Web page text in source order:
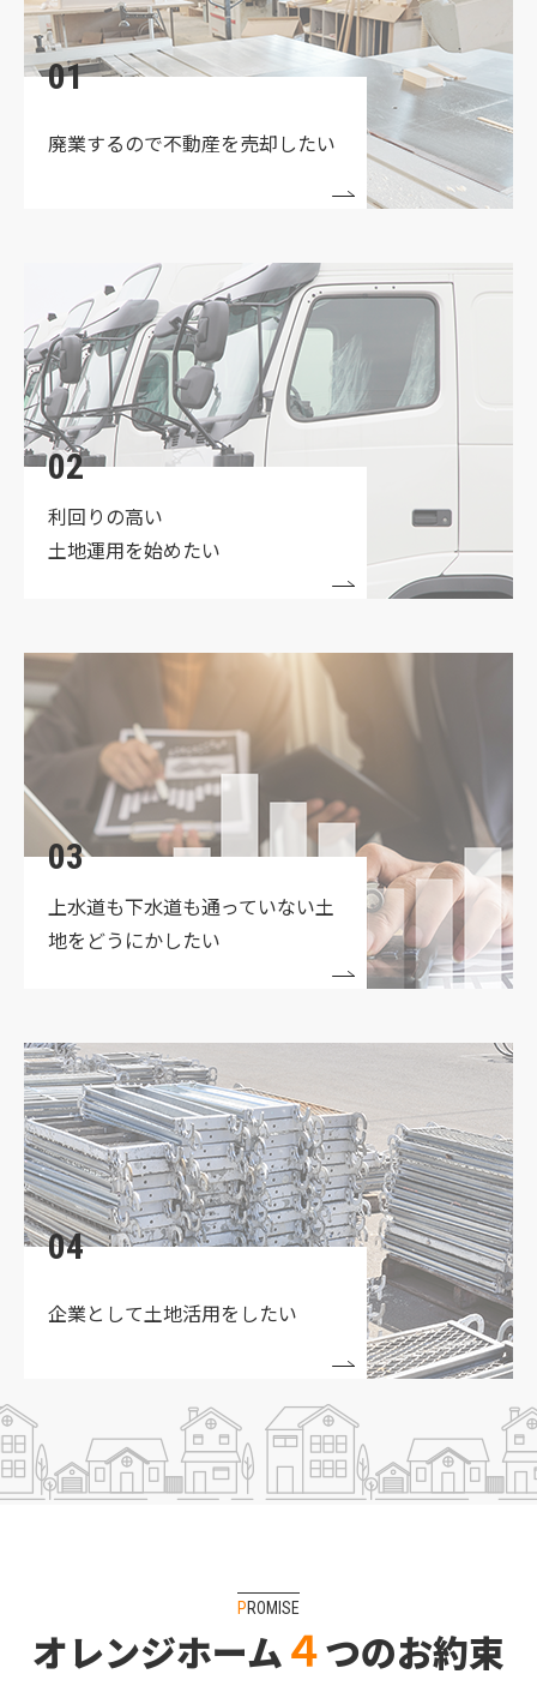
2023.04.03
☆定休日変更のお知らせ☆
★買取物件募集中★
01
廃業するので不動産を売却したい
02
利回りの高い
土地運用を始めたい
03
上水道も下水道も通っていない土
地をどうにかしたい
04
企業として土地活用をしたい
PROMISE
オレンジホーム４つのお約束